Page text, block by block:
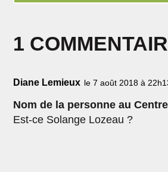
1
Diane Lemieux le 7 août 2018 à
Nom de la personne au
Est-ce Solange Lozeau ?